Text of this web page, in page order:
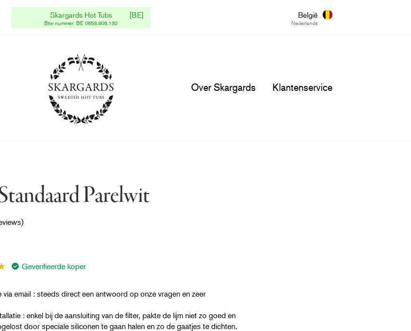
Over Skargards Klantenservice
Gratis levering
Verzending binnen 1 week
Skargards Hot Tubs [BE]
Btw nummer: BE 0653.903.130
België
Nederlands
Parelwit
Geverifieerde koper
email : steeds direct een antwoord op onze vragen en zeer
: enkel bij de aansluiting van de filter, pakte de lijm niet zo goed en
door speciale siliconen te gaan halen en zo de gaatjes te dichten.